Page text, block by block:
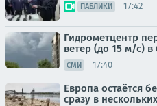
ПАБЛИКИ 17:42
Гидрометцентр
ветер (до 15 м/с)
СМИ 17:40
Европа остаётся
сразу в